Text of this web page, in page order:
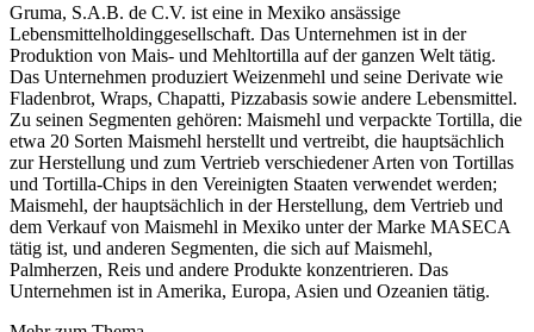
Gruma, S.A.B. de C.V. ist eine in Mexiko ansässige
Lebensmittelholdinggesellschaft. Das Unternehmen ist in der
Produktion von Mais- und Mehltortilla auf der ganzen Welt tätig.
Das Unternehmen produziert Weizenmehl und seine Derivate wie
Fladenbrot, Wraps, Chapatti, Pizzabasis sowie andere Lebensmittel.
Zu seinen Segmenten gehören: Maismehl und verpackte Tortilla, die
etwa 20 Sorten Maismehl herstellt und vertreibt, die hauptsächlich
zur Herstellung und zum Vertrieb verschiedener Arten von Tortillas
und Tortilla-Chips in den Vereinigten Staaten verwendet werden;
Maismehl, der hauptsächlich in der Herstellung, dem Vertrieb und
dem Verkauf von Maismehl in Mexiko unter der Marke MASECA
tätig ist, und anderen Segmenten, die sich auf Maismehl,
Palmherzen, Reis und andere Produkte konzentrieren. Das
Unternehmen ist in Amerika, Europa, Asien und Ozeanien tätig.